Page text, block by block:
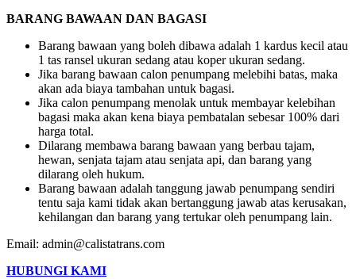
BARANG BAWAAN DAN BAGASI
Barang bawaan yang boleh dibawa adalah 1 kardus kecil atau
1 tas ransel ukuran sedang atau koper ukuran sedang.
Jika barang bawaan calon penumpang melebihi batas, maka
akan ada biaya tambahan untuk bagasi.
Jika calon penumpang menolak untuk membayar kelebihan
bagasi maka akan kena biaya pembatalan sebesar 100% dari
harga total.
Dilarang membawa barang bawaan yang berbau tajam,
hewan, senjata tajam atau senjata api, dan barang yang
dilarang oleh hukum.
Barang bawaan adalah tanggung jawab penumpang sendiri
tentu saja kami tidak akan bertanggung jawab atas kerusakan,
kehilangan dan barang yang tertukar oleh penumpang lain.
Email: admin@calistatrans.com
HUBUNGI KAMI